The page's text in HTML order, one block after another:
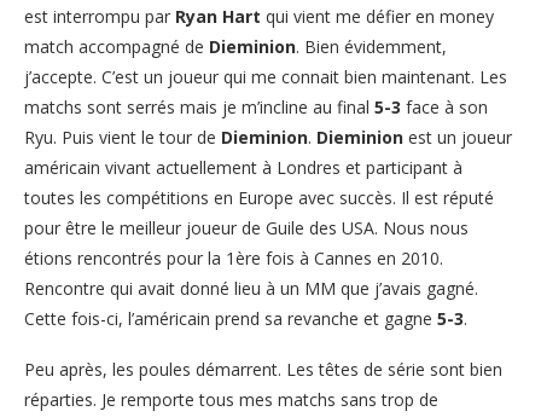
est interrompu par Ryan Hart qui vient me défier en money
match accompagné de Dieminion. Bien évidemment,
j’accepte. C’est un joueur qui me connait bien maintenant. Les
matchs sont serrés mais je m’incline au final 5-3 face à son
Ryu. Puis vient le tour de Dieminion. Dieminion est un joueur
américain vivant actuellement à Londres et participant à
toutes les compétitions en Europe avec succès. Il est réputé
pour être le meilleur joueur de Guile des USA. Nous nous
étions rencontrés pour la 1ère fois à Cannes en 2010.
Rencontre qui avait donné lieu à un MM que j’avais gagné.
Cette fois-ci, l’américain prend sa revanche et gagne 5-3.
Peu après, les poules démarrent. Les têtes de série sont bien
réparties. Je remporte tous mes matchs sans trop de